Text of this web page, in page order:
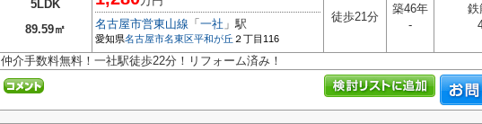
5LDK
89.59㎡
名古屋市営東山線 「 一社 」駅
愛知県名古屋市名東区平和が丘 ２丁目116
徒歩21分
築46年
-
鉄
仲介手数料無料！一社駅徒歩22分！リフォーム済み！